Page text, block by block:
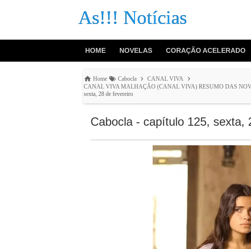
As!!! Notícias
HOME NOVELAS CORAÇÃO ACELERADO
Home Cabocla
CANAL VIVA
CANAL VIVA MALHAÇÃO (CANAL VIVA) RESUMO DAS
sexta, 28 de fevereiro
Cabocla - capítulo 125, sexta,